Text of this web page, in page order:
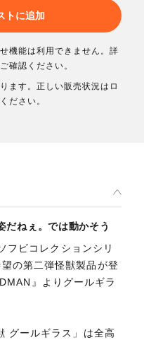
トに追加
機能は利用できません。詳
確認ください。
ます。正しい販売状況はロ
ださい。
だねぇ。では動かそう
フビコレクションシリ
の第二弾怪獣製品が登
』よりグールギラ
グールギラス」は全高